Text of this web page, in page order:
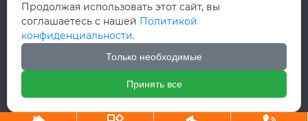
Авторское право©ООО Вэньчжоу Руй Хун Интернэшнл Трейд
Продолжая использовать этот сайт, вы
соглашаетесь с нашей Политикой
конфиденциальности.
Только необходимые
Принять все